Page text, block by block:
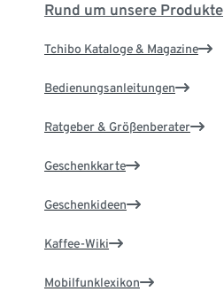
Rund um unsere Produkte
Tchibo Kataloge & Magazine
Bedienungsanleitungen
Ratgeber & Größenberater
Geschenkkarte
Geschenkideen
Kaffee-Wiki
Mobilfunklexikon